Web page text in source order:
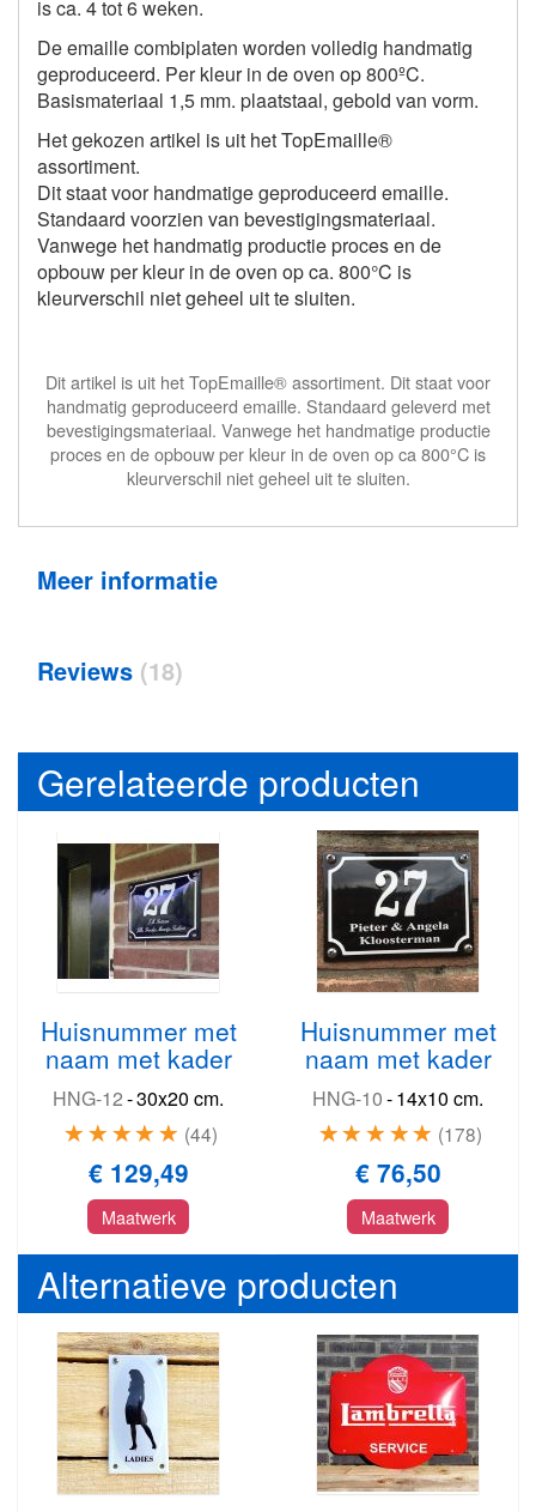
is ca. 4 tot 6 weken.
De emaille combiplaten worden volledig handmatig
geproduceerd. Per kleur in de oven op 800ºC.
Basismateriaal 1,5 mm. plaatstaal, gebold van vorm.
Het gekozen artikel is uit het TopEmaille®
assortiment.
Dit staat voor handmatige geproduceerd emaille.
Standaard voorzien van bevestigingsmateriaal.
Vanwege het handmatig productie proces en de
opbouw per kleur in de oven op ca. 800°C is
kleurverschil niet geheel uit te sluiten.
Dit artikel is uit het TopEmaille® assortiment. Dit staat voor
handmatig geproduceerd emaille. Standaard geleverd met
bevestigingsmateriaal. Vanwege het handmatige productie
proces en de opbouw per kleur in de oven op ca 800°C is
kleurverschil niet geheel uit te sluiten.
Meer informatie
Reviews 18
Gerelateerde producten
Huisnummer met
naam met kader
HNG-12-30x20 cm.
44
€ 129,49
Maatwerk
Huisnummer met
naam met kader
HNG-10-14x10 cm.
178
€ 76,50
Maatwerk
Alternatieve producten